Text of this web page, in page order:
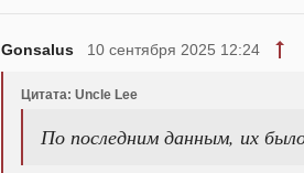
Gonsalus 10 сентября 2025 12:24
Цитата: Uncle Lee
По последним данным, их